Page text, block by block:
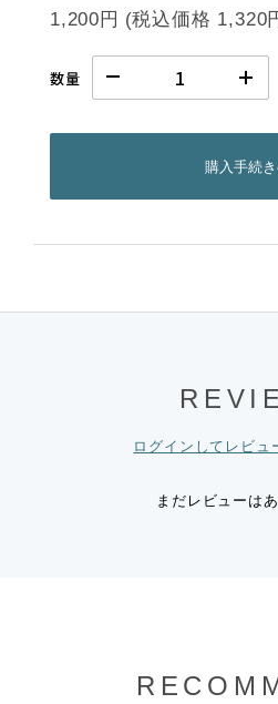
1,200円 (税込価格 1,320
数量
購入手続
ログインしてレビュ
まだレビューは